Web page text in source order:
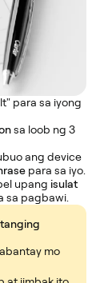
para sa iyong
sa loob ng 3
ang device
para sa iyo.
upang isulat
sa pagbawi.
mo